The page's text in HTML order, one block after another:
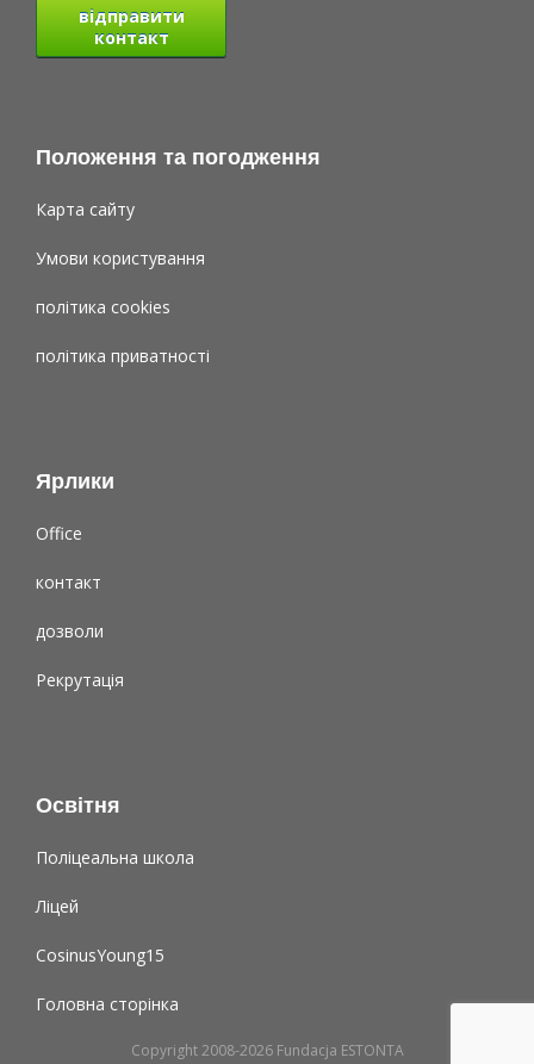
відправити
контакт
Положення та погодження
Карта сайту
Умови користування
політика cookies
політика приватності
Ярлики
Office
контакт
дозволи
Рекрутація
Освітня
Поліцеальна школа
Ліцей
CosinusYoung15
Головна сторінка
Copyright 2008-2026 Fundacja ESTONTA